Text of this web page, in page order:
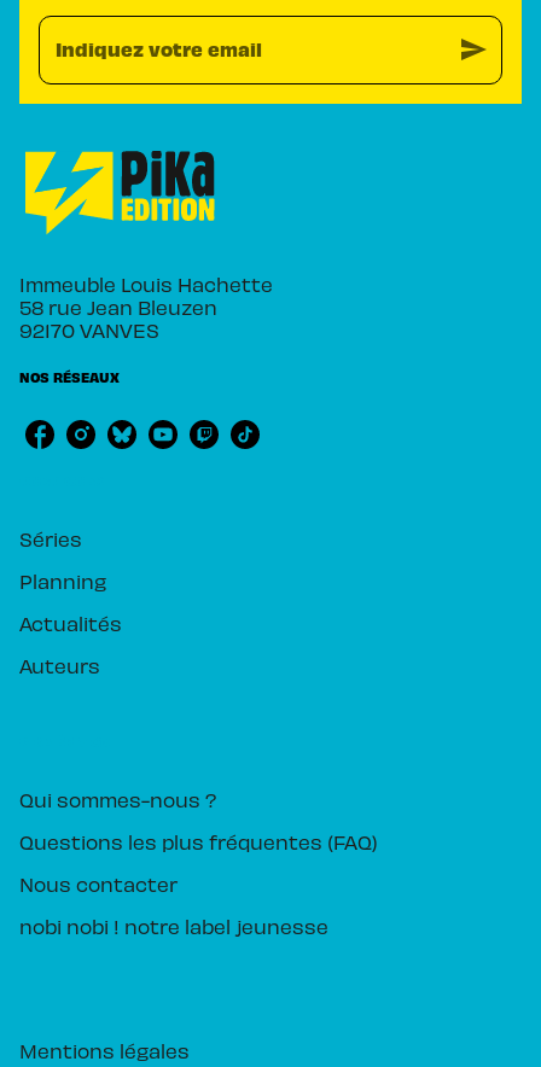
Indiquez votre email send
Immeuble Louis Hachette
58 rue Jean Bleuzen
92170 VANVES
NOS RÉSEAUX
Séries
Planning
Actualités
Auteurs
Qui sommes-nous ?
Questions les plus fréquentes (FAQ)
Nous contacter
nobi nobi ! notre label jeunesse
Mentions légales